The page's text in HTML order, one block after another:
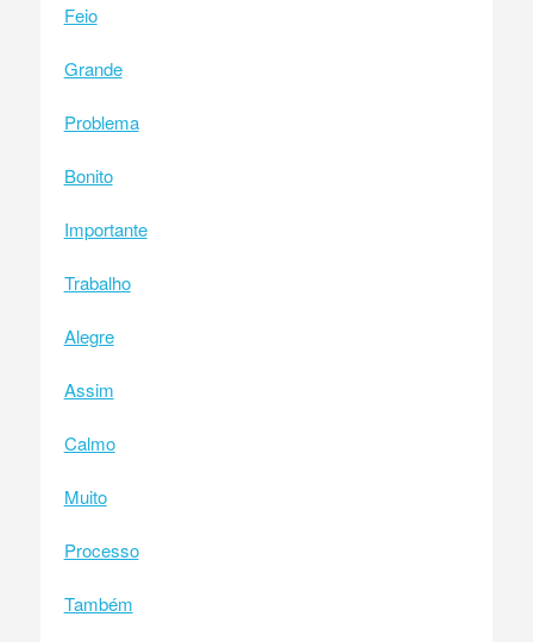
Feio
Grande
Problema
Bonito
Importante
Trabalho
Alegre
Assim
Calmo
Muito
Processo
Também